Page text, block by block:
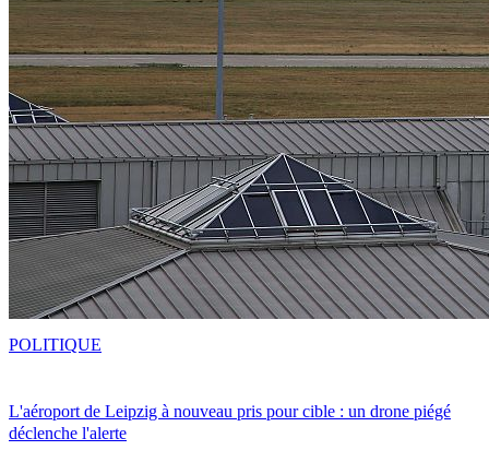
L'aéroport de Leipzig à nouveau pris pour cible : un drone piégé
déclenche l'alerte
POLITIQUE